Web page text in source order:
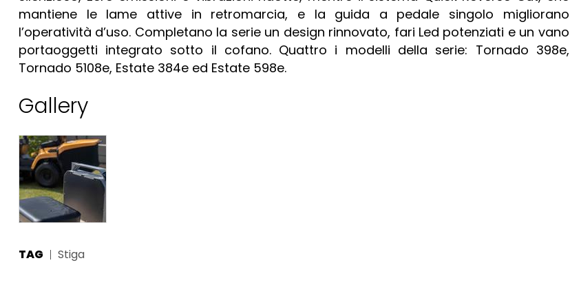
mantiene le lame attive in retromarcia, e la guida a pedale singolo migliorano
l’operatività d’uso. Completano la serie un design rinnovato, fari Led potenziati e un vano
portaoggetti integrato sotto il cofano. Quattro i modelli della serie: Tornado 398e,
Tornado 5108e, Estate 384e ed Estate 598e.
Gallery
TAG Stiga